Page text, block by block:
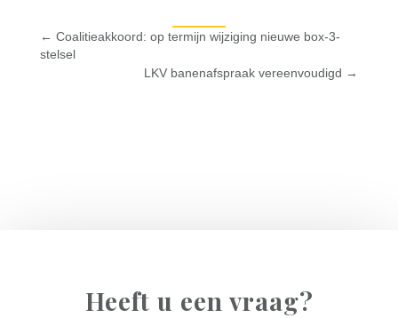
← Coalitieakkoord: op termijn wijziging nieuwe box-3-
stelsel
LKV banenafspraak vereenvoudigd →
Heeft u een vraag?